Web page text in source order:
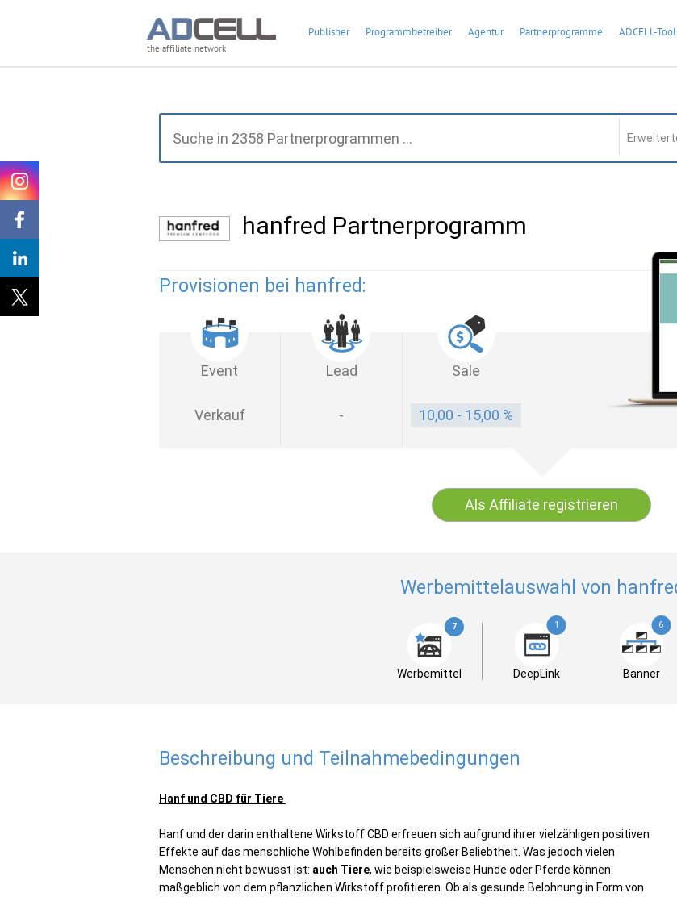
the affiliate network
Publisher Programmbetreiber Agentur Partnerprogramme ADCELL-
hanfred Partnerprogramm
Provisionen bei hanfred:
Event Lead Sale
Verkauf - 10,00 - 15,00 %
Als Affiliate registrieren
Werbemittelauswahl von
7
Werbemittel
1
DeepLink
6
Banner
Beschreibung und Teilnahmebedingungen
Hanf und CBD für Tiere
Hanf und der darin enthaltene Wirkstoff CBD erfreuen sich aufgrund ihrer vielzähligen positiven
Effekte auf das menschliche Wohlbefinden bereits großer Beliebtheit. Was jedoch vielen
Menschen nicht bewusst ist: auch Tiere, wie beispielsweise Hunde oder Pferde können
maßgeblich von dem pﬂanzlichen Wirkstoff proﬁtieren. Ob als gesunde Belohnung in Form von